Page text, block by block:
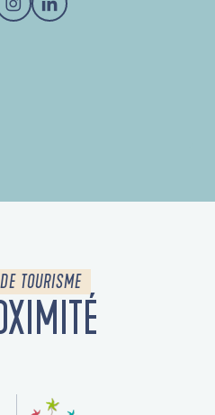
TOURISME